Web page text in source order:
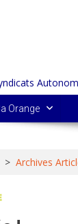
Orange
> Archives